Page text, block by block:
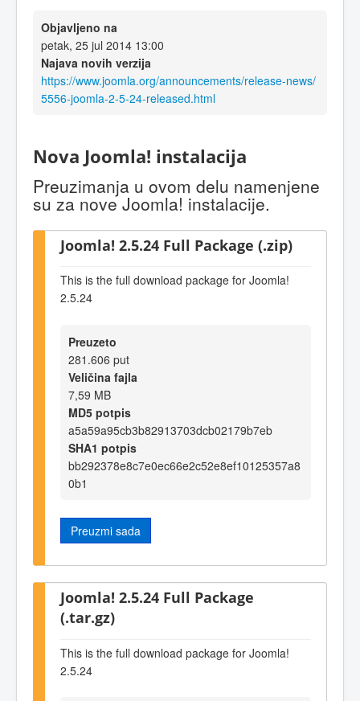
Objavljeno na
petak, 25 jul 2014 13:00
Najava novih verzija
https://www.joomla.org/announcements/release-news/
5556-joomla-2-5-24-released.html
Nova Joomla! instalacija
Preuzimanja u ovom delu namenjene
su za nove Joomla! instalacije.
Joomla! 2.5.24 Full Package (.zip)
This is the full download package for Joomla!
2.5.24
Preuzeto
281.606 put
Veličina fajla
7,59 MB
MD5 potpis
a5a59a95cb3b82913703dcb02179b7eb
SHA1 potpis
bb292378e8c7e0ec66e2c52e8ef10125357a8
0b1
Preuzmi sada
Joomla! 2.5.24 Full Package
(.tar.gz)
This is the full download package for Joomla!
2.5.24